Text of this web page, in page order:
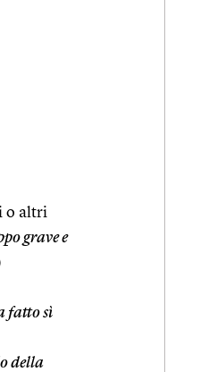
o altri
grave e
fatto sì
della